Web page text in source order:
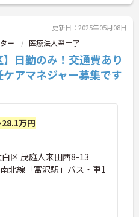
更新日：2025年05月08日
ー 医療法人翠十字
】日勤のみ！交通費あり
アマネジャー募集です
万円
区 茂庭人来田西8-13
北線「富沢駅」バス・車1